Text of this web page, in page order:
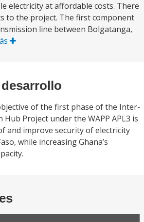
electricity at affordable costs. There
to the project. The first component
line between Bolgatanga,
of the first phase of the Inter-
Project under the WAPP APL3 is
and improve security of electricity
while increasing Ghana’s